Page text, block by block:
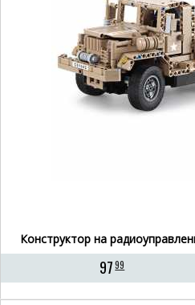
Конструктор на
9799